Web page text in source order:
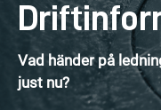
Vad händer på
just nu?